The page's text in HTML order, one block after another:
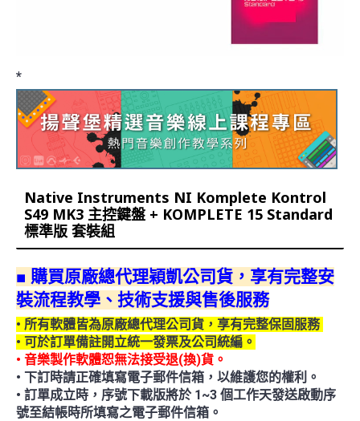
*
Native Instruments NI Komplete Kontrol
S49 MK3 主控鍵盤 + KOMPLETE 15 Standard
標準版 套裝組
■ 購買原廠總代理穎凱公司貨，享有完整安
裝流程教學、技術支援與售後服務
• 所有軟體皆為原廠總代理公司貨，享有完整保固服務
• 可於訂單備註開立統一發票及公司統編。
• 音樂製作軟體恕無法接受退(換)貨。
• 下訂時請正確填寫電子郵件信箱，以維護您的權利。
• 訂單成立時，序號下載版將於 1~3 個工作天發送啟動序
號至結帳時所填寫之電子郵件信箱。